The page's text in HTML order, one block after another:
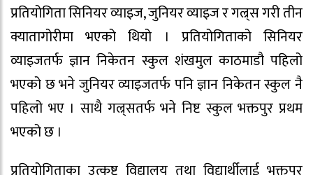
प्रतियोगिता सिनियर व्याइज, जुनियर व्याइज र गल्र्स गरी तीन
क्यातागोरीमा भएको थियो । प्रतियोगिताको सिनियर
व्याइजतर्फ ज्ञान निकेतन स्कुल शंखमुल काठमाडौ पहिलो
भएको छ भने जुनियर व्याइजतर्फ पनि ज्ञान निकेतन स्कुल नै
पहिलो भए । साथै गल्र्सतर्फ भने निष्ट स्कुल भक्तपुर प्रथम
भएको छ ।